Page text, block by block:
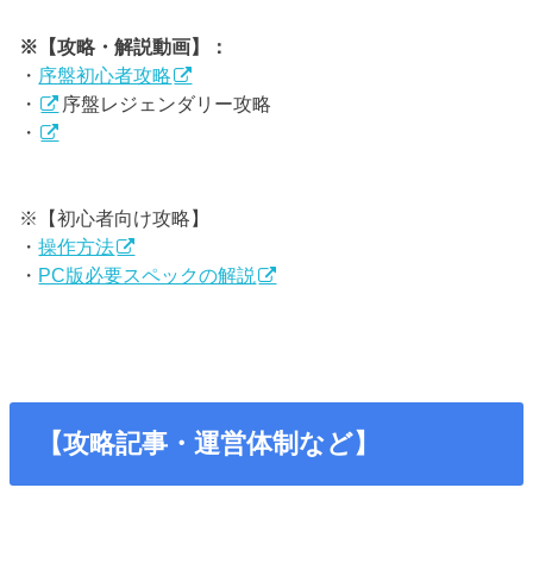
※【攻略・解説動画】：
・ 序盤初心者攻略
・
序盤レジェンダリー攻略
・
※【初心者向け攻略】
・操作方法
・ PC版必要スペックの解説
【攻略記事・運営体制など】